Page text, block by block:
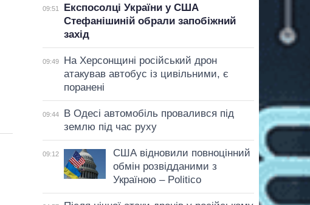
09:51
Експосолці України у США
Стефанішиній обрали запобіжний
захід
09:49
На Херсонщині російський дрон
атакував автобус із цивільними, є
поранені
09:44
В Одесі автомобіль провалився під
землю під час руху
09:12
США відновили повноцінний
обмін розвідданими з
Україною – Politico